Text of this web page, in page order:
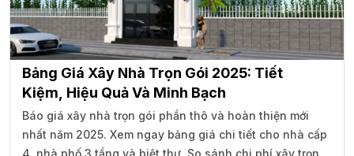
Bảng Giá Xây Nhà Trọn Gói 2025: Tiết
Kiệm, Hiệu Quả Và Minh Bạch
Báo giá xây nhà trọn gói phần thô và hoàn thiện mới
nhất năm 2025. Xem ngay bảng giá chi tiết cho nhà cấp